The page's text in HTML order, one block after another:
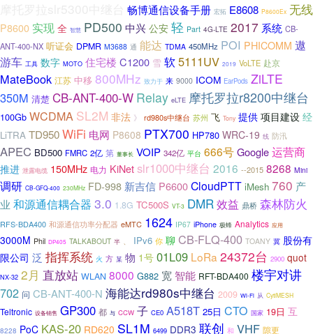
畅博通信设备手册 宏拓 E8608 P8600Ex 无线
P8600 实现全 智慧 PD500 中兴 公安 轻 Part 4G-LTE 2017 系统 CB-
ANT-400-NX 听证会 DPMR M3688 通 能达 TDMA 450MHz POI PHICOMM 遨
游车 工具 数字 MOTO 住宅楼 C1200 雪 软5111UV 2019 VoLTE 赴京
MateBook 江苏 中移 800MHz 致力于 来 9000 ICOM EarPods ZiLTE
350M 清楚 CB-ANT-400-W Relay eLTE 摩托罗拉r8200中继台
100Gb WCDMA SL2M 非法 》 rd980s中继台 苏州 飞 Tony 提供 项目建设 经
LiTRA TD950WiFi 电网 P8608 PTX700 HP780 WRC-19 线 防汛
APEC BD500 FMRC 2亿 第 董事长 VOIP 342亿 平台 666号Google运营商
推进 泄露电缆 150MHz 电力 KiNet slr1000中继台 2016 --2015 8268 Mini
调研 CB-GFQ-400 230MHz FD-998 新吉信 P6600CloudPTT iMesh 760 产
业 和源通信耦合器 3.0 1.8G TC500S VT-3 DMR效益 鼎桥 森林防火
RFS-BDA400 和源通信功率分配器 eMTC 1624 IP67 iPhone 极蜂 Analytics 应用
3000M Phil DP405 TALKABOUT 半 IPv6 你 聊 CB-FLQ-400 TOANY 冀 股份有
限公司 泛 指挥系统 火 方 某 物 1号 01L09 LoRa 24372台 2900 quot
NX-32 2月 直放站 WLAN 8000 G882 宽 智能 RFT-BDA400 楼宇对讲
702 问 CB-ANT-400-N 海能达rd980s中继台 2009 Wi-Fi 从 CytiMESH
Teltronic 设备销售 GP300 都 与 CCW 子 CE0 A518T 25日 CTO 国家 19日 互
8228 PoC KAS-20 RD620 SL1M 6499 DDR3 联创 和 VHF 隙更